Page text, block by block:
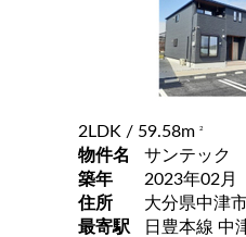
2LDK / 59.58m 2
物件名
サンテック
築年
2023年02月
住所
大分県中津
最寄駅
日豊本線 中津 駅 バス